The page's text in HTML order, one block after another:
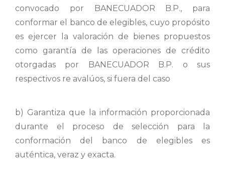
convocado por BANECUADOR B.P., para
conformar el banco de elegibles, cuyo propósito
es ejercer la valoración de bienes propuestos
como garantía de las operaciones de crédito
otorgadas por BANECUADOR B.P. o sus
respectivos re avalúos, si fuera del caso
b) Garantiza que la información proporcionada
durante el proceso de selección para la
conformación del banco de elegibles es
auténtica, veraz y exacta.